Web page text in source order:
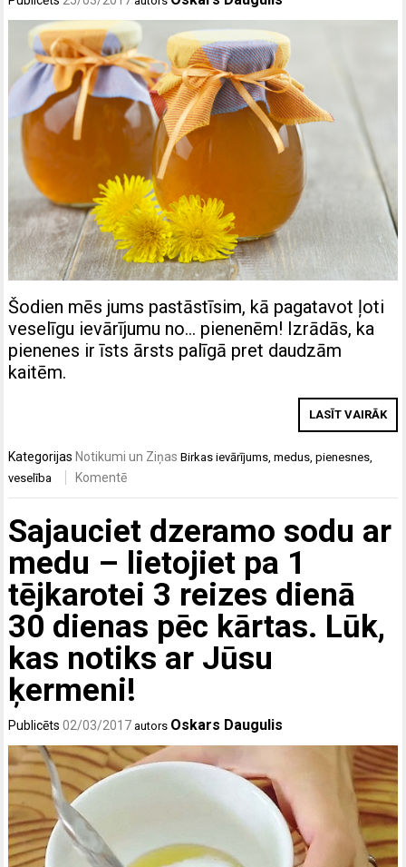
Šodien mēs jums pastāstīsim, kā pagatavot ļoti
veselīgu ievārījumu no… pienenēm! Izrādās, ka
pienenes ir īsts ārsts palīgā pret daudzām
kaitēm.
LASĪT VAIRĀK
KategorijasNotikumi un Ziņas Birkasievārījums ,medus ,pienesnes
veselība
Komentē
Sajauciet dzeramo sodu ar
medu – lietojiet pa 1
tējkarotei 3 reizes dienā
30 dienas pēc kārtas. Lūk,
kas notiks ar Jūsu
ķermeni!
Publicēts02/03/2017 autors Oskars Daugulis